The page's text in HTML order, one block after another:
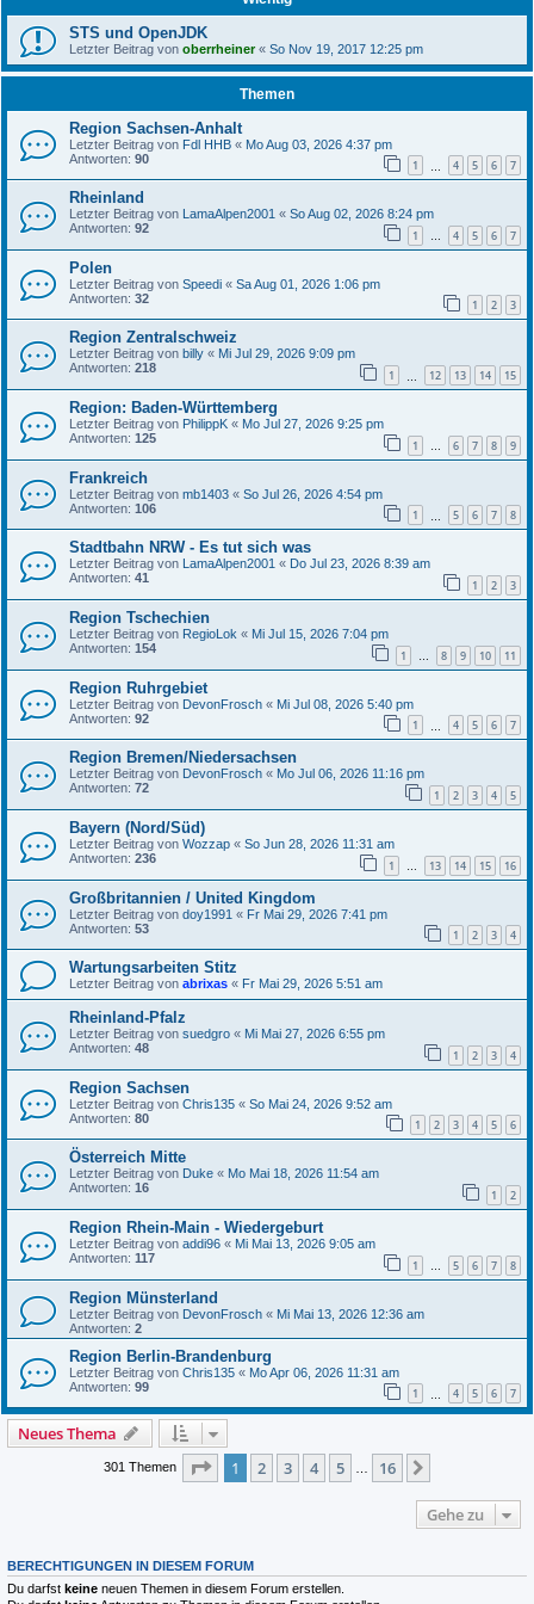
STS und OpenJDK
Letzter Beitrag von oberrheiner« So Nov 19, 2017 12:25 pm
Themen
Region Sachsen-Anhalt
Letzter Beitrag von Fdl HHB « Mo Aug 03, 2026 4:37 pm
Antworten: 90 1 4 5 6 7
Rheinland
Letzter Beitrag von LamaAlpen2001 « So Aug 02, 2026 8:24 pm
Antworten: 92 1 … 4 5 6 7
Polen
Letzter Beitrag von Speedi « Sa Aug 01, 2026 1:06 pm
Antworten: 32 1 2 3
Region Zentralschweiz
Letzter Beitrag von billy « Mi Jul 29, 2026 9:09 pm
Antworten: 218 1 12 13 14 15
Region: Baden-Württemberg
Letzter Beitrag von PhilippK « Mo Jul 27, 2026 9:25 pm
Antworten: 125 1 … 6 7 8 9
Frankreich
Letzter Beitrag von mb1403 « So Jul 26, 2026 4:54 pm
Antworten: 106 1 5 6 7 8
Stadtbahn NRW - Es tut sich was
Letzter Beitrag von LamaAlpen2001 « Do Jul 23, 2026 8:39 am
Antworten: 41 1 2 3
Region Tschechien
Letzter Beitrag von RegioLok « Mi Jul 15, 2026 7:04 pm
Antworten: 154 1 … 8 9 10 11
Region Ruhrgebiet
Letzter Beitrag von DevonFrosch « Mi Jul 08, 2026 5:40 pm
Antworten: 92 1 4 5 6 7
Region Bremen/Niedersachsen
Letzter Beitrag von DevonFrosch « Mo Jul 06, 2026 11:16 pm
Antworten: 72 1 2 3 4 5
Bayern (Nord/Süd)
Letzter Beitrag von Wozzap « So Jun 28, 2026 11:31 am
Antworten: 236 1 … 13 14 15 16
Großbritannien / United Kingdom
Letzter Beitrag von doy1991 « Fr Mai 29, 2026 7:41 pm
Antworten: 53 1 2 3 4
Wartungsarbeiten Stitz
Letzter Beitrag von abrixas « Fr Mai 29, 2026 5:51 am
Rheinland-Pfalz
Letzter Beitrag von suedgro « Mi Mai 27, 2026 6:55 pm
Antworten: 48 1 2 3 4
Region Sachsen
Letzter Beitrag von Chris135 « So Mai 24, 2026 9:52 am
Antworten: 80 1 2 3 4 5 6
Österreich Mitte
Letzter Beitrag von Duke « Mo Mai 18, 2026 11:54 am
Antworten: 16 1 2
Region Rhein-Main - Wiedergeburt
Letzter Beitrag von addi96 « Mi Mai 13, 2026 9:05 am
Antworten: 117 1 … 5 6 7 8
Region Münsterland
Letzter Beitrag von DevonFrosch « Mi Mai 13, 2026 12:36 am
Antworten: 2
Region Berlin-Brandenburg
Letzter Beitrag von Chris135 « Mo Apr 06, 2026 11:31 am
Antworten: 99 1 4 5 6 7
Neues Thema
301 Themen Seite 1von 16
1 2 3 4 5 16
Gehe zu
BERECHTIGUNGEN IN DIESEM FORUM
Du darfst keine neuen Themen in diesem Forum erstellen.